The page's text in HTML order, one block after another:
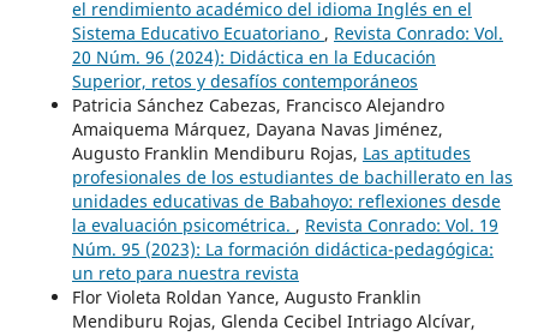
el rendimiento académico del idioma Inglés en el
Sistema Educativo Ecuatoriano , Revista Conrado: Vol.
20 Núm. 96 (2024): Didáctica en la Educación
Superior, retos y desafíos contemporáneos
Patricia Sánchez Cabezas, Francisco Alejandro
Amaiquema Márquez, Dayana Navas Jiménez,
Augusto Franklin Mendiburu Rojas, Las aptitudes
profesionales de los estudiantes de bachillerato en las
unidades educativas de Babahoyo: reflexiones desde
la evaluación psicométrica. , Revista Conrado: Vol. 19
Núm. 95 (2023): La formación didáctica-pedagógica:
un reto para nuestra revista
Flor Violeta Roldan Yance, Augusto Franklin
Mendiburu Rojas, Glenda Cecibel Intriago Alcívar,